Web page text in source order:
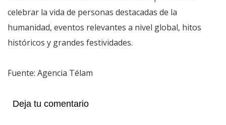
celebrar la vida de personas destacadas de la
humanidad, eventos relevantes a nivel global, hitos
históricos y grandes festividades.
Fuente: Agencia Télam
Deja tu comentario